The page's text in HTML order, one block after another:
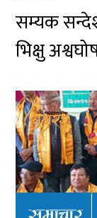
सम्यक
भिक्षु